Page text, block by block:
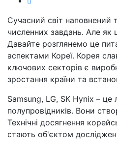
Сучасний світ наповнений
численних завдань. Але як
Давайте розглянемо це
аспектами Кореї. Корея
ключових секторів є
зростання країни та
Samsung, LG, SK Hynix – це
полупровідників. Вони
Технічні досягнення
стають об'єктом